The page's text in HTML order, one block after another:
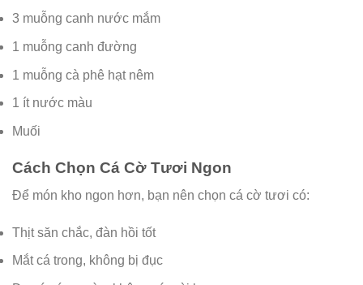
3 muỗng canh nước mắm
1 muỗng canh đường
1 muỗng cà phê hạt nêm
1 ít nước màu
Muối
Cách Chọn Cá Cờ Tươi Ngon
Để món kho ngon hơn, bạn nên chọn cá cờ tươi có:
Thịt săn chắc, đàn hồi tốt
Mắt cá trong, không bị đục